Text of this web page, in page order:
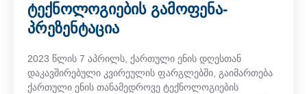
ტექნოლოგიების გამოფენა-
პრეზენტაცია
2023 წლის 7 აპრილს, ქართული ენის დღესთან
დაკავშირებული კვირეულის ფარგლებში, გაიმართება
ქართული ენის თანამედროვე ტექნოლოგიების